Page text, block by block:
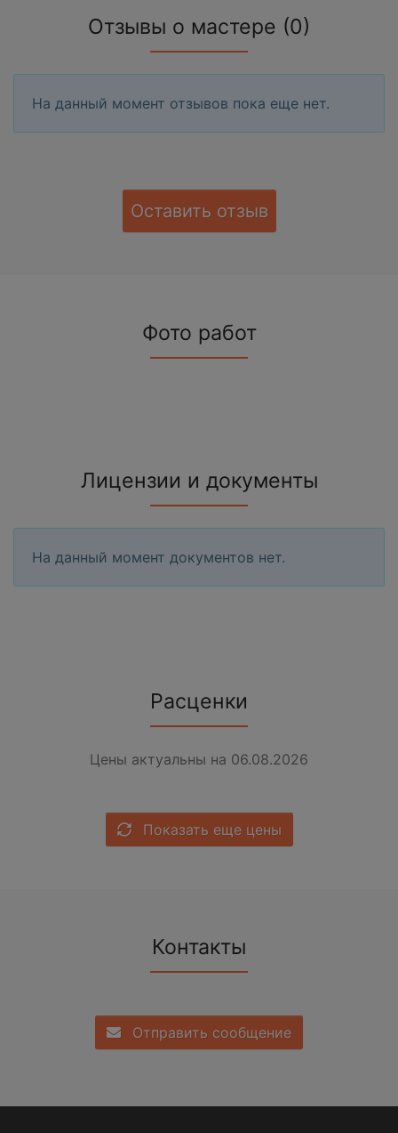
Отзывы о мастере (0)
На данный момент отзывов пока еще нет.
Оставить отзыв
Фото работ
Лицензии и документы
На данный момент документов нет.
Расценки
Цены актуальны на 06.08.2026
Показать еще цены
Контакты
Отправить сообщение